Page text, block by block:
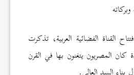
القناة الفضائية العربية، تذكرت
المصريون يتغنون بها في القرن